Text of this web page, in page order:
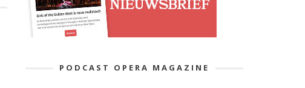
PODCAST OPERA MAGAZINE